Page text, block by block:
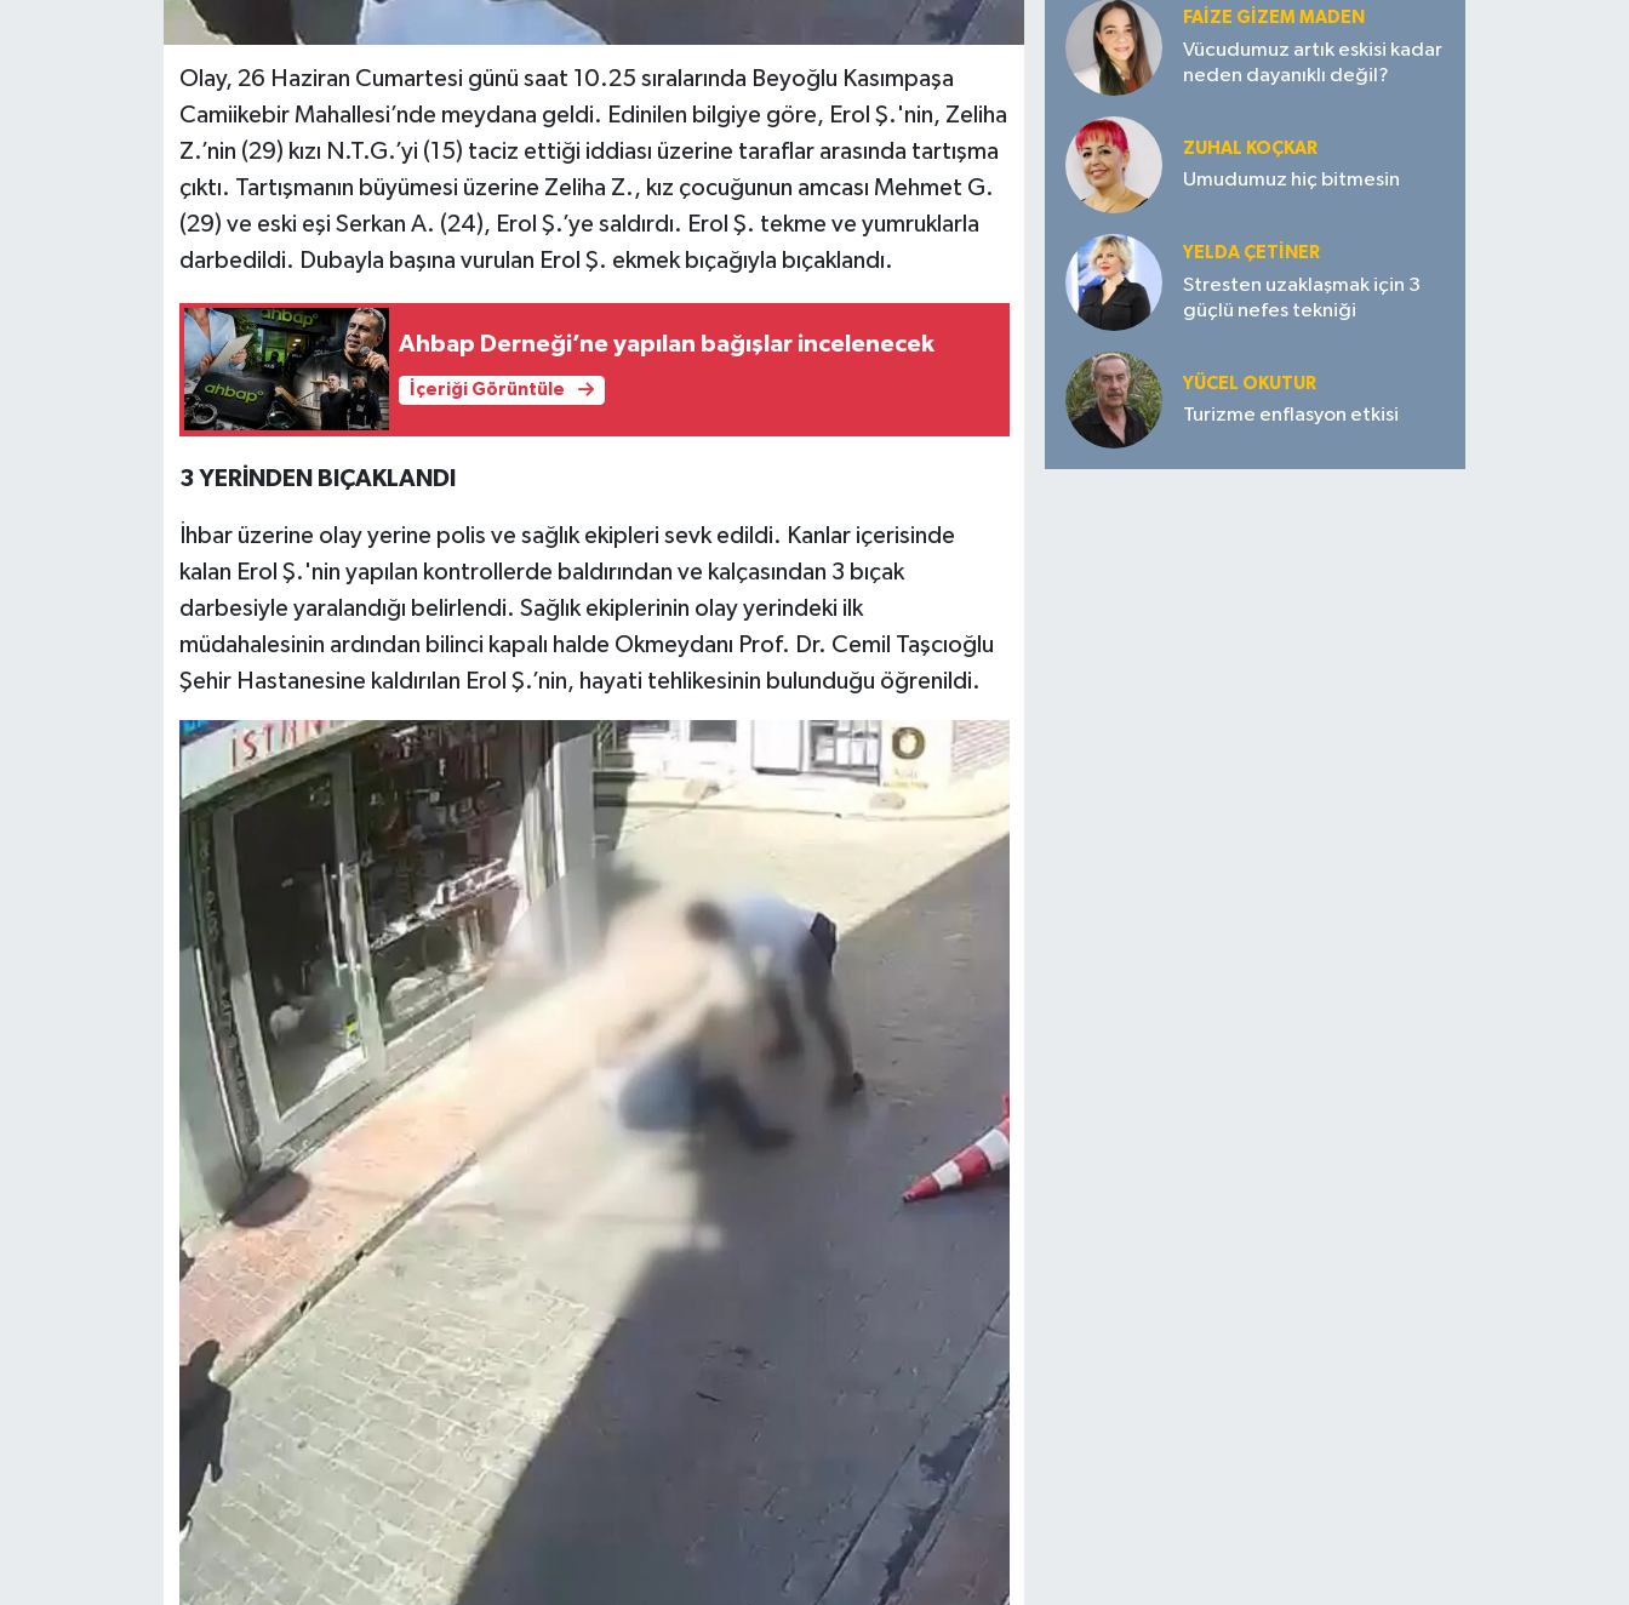
Olay, 26 Haziran Cumartesi günü saat 10.25 sıralarında Beyoğlu Kasımpaşa
Camiikebir Mahallesi’nde meydana geldi. Edinilen bilgiye göre, Erol Ş.'nin, Zeliha
Z.’nin (29) kızı N.T.G.’yi (15) taciz ettiği iddiası üzerine taraflar arasında tartışma
çıktı. Tartışmanın büyümesi üzerine Zeliha Z., kız çocuğunun amcası Mehmet G.
(29) ve eski eşi Serkan A. (24), Erol Ş.’ye saldırdı. Erol Ş. tekme ve yumruklarla
darbedildi. Dubayla başına vurulan Erol Ş. ekmek bıçağıyla bıçaklandı.
Ahbap Derneği’ne yapılan bağışlar incelenecek
İçeriği Görüntüle
3 YERİNDEN BIÇAKLANDI
İhbar üzerine olay yerine polis ve sağlık ekipleri sevk edildi. Kanlar içerisinde
kalan Erol Ş.'nin yapılan kontrollerde baldırından ve kalçasından 3 bıçak
darbesiyle yaralandığı belirlendi. Sağlık ekiplerinin olay yerindeki ilk
müdahalesinin ardından bilinci kapalı halde Okmeydanı Prof. Dr. Cemil Taşcıoğlu
Şehir Hastanesine kaldırılan Erol Ş.’nin, hayati tehlikesinin bulunduğu öğrenildi.
FAIZE GIZEM MADEN
Vücudumuz artık eskisi kadar
neden dayanıklı değil?
ZUHAL KOÇKAR
Umudumuz hiç bitmesin
YELDA ÇETİNER
Stresten uzaklaşmak için 3
güçlü nefes tekniği
YÜCEL OKUTUR
Turizme enflasyon etkisi